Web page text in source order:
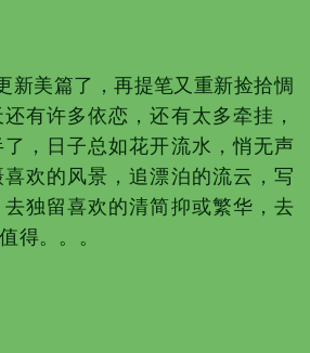
篇了，再提笔又重新捡拾惆
有许多依恋，还有太多牵挂，
，日子总如花开流水，悄无声
欢的风景，追漂泊的流云，写
去独留喜欢的清简抑或繁华，去
得。。。